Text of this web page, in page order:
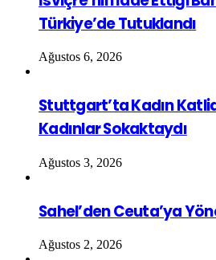
Türkiye’de Tutuklandı
Ağustos 6, 2026
Stuttgart’ta Kadın
Kadınlar Sokaktaydı
Ağustos 3, 2026
Sahel’den Ceuta’ya
Ağustos 2, 2026